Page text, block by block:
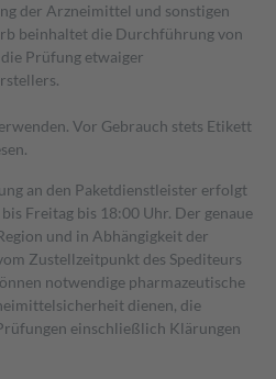
der Arzneimittel und sonstigen
beinhaltet die Durchführung von
Prüfung etwaiger
Vor Gebrauch stets Etikett
an den Paketdienstleister erfolgt
Freitag bis 18:00 Uhr. Der genaue
und in Abhängigkeit der
Zustellzeitpunkt des Spediteurs
notwendige pharmazeutische
dienen, die
einschließlich Klärungen